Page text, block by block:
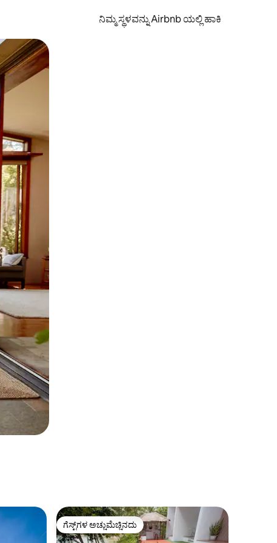
ನಿಮ್ಮ ಸ್ಥಳವನ್ನು Airbnb ಯಲ್ಲಿ ಹಾಕಿ
ಗೆಸ್ಟ್‌ಗಳ ಅಚ್ಚುಮೆಚ್ಚಿನದು
ಗೆಸ್ಟ್‌ಗಳ ಅಚ್ಚುಮೆಚ್ಚಿನದು